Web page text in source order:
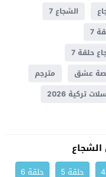
الشجاع 7
7
حلقة 7
عشق
مترجم
تركية 2026
حلقة 5
حلقة 6